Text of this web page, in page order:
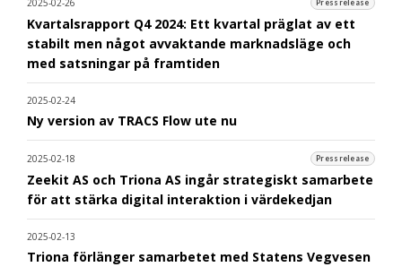
Pressrelease
Kvartalsrapport Q4 2024: Ett kvartal präglat av ett
stabilt men något avvaktande marknadsläge och
med satsningar på framtiden
2025-02-24
Ny version av TRACS Flow ute nu
2025-02-18 Pressrelease
Zeekit AS och Triona AS ingår strategiskt samarbete
för att stärka digital interaktion i värdekedjan
2025-02-13
Triona förlänger samarbetet med Statens Vegvesen